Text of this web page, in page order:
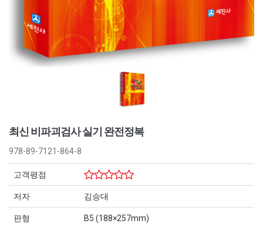
최신 비파괴검사 실기 완전정복
978-89-7121-864-8
고객평점
저자 김승대
판형 B5 (188×257mm)